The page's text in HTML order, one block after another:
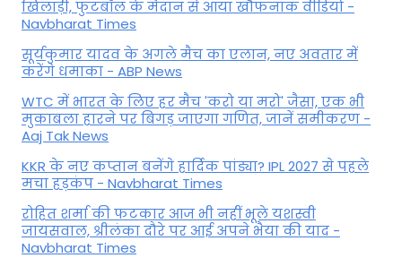
खिलाड़ी, फुटबॉल के मैदान से आया खौफनाक वीडियो -
Navbharat Times
सूर्यकुमार यादव के अगले मैच का एलान, नए अवतार में
करेंगे धमाका - ABP News
WTC में भारत के लिए हर मैच 'करो या मरो' जैसा, एक भी
मुकाबला हारने पर बिगड़ जाएगा गण‍ित, जानें समीकरण -
Aaj Tak News
KKR के नए कप्तान बनेंगे हार्दिक पांड्या? IPL 2027 से पहले
मचा हड़कंप - Navbharat Times
रोहित शर्मा की फटकार आज भी नहीं भूले यशस्वी
जायसवाल, श्रीलंका दौरे पर आई अपने भैया की याद -
Navbharat Times